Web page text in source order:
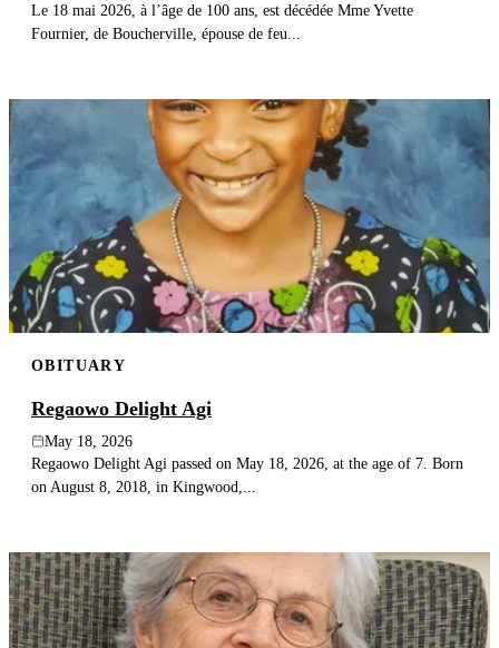
Le 18 mai 2026, à l’âge de 100 ans, est décédée Mme Yvette
Fournier, de Boucherville, épouse de feu...
OBITUARY
Regaowo Delight Agi
May 18, 2026
Regaowo Delight Agi passed on May 18, 2026, at the age of 7. Born
on August 8, 2018, in Kingwood,...